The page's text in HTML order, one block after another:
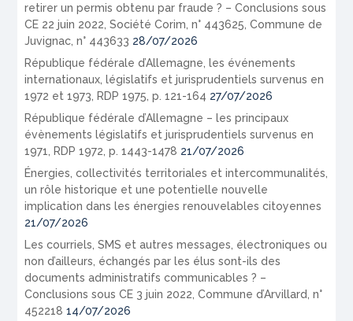
retirer un permis obtenu par fraude ? – Conclusions sous
CE 22 juin 2022, Société Corim, n° 443625, Commune de
Juvignac, n° 443633 28/07/2026
République fédérale d’Allemagne, les événements
internationaux, législatifs et jurisprudentiels survenus en
1972 et 1973, RDP 1975, p. 121-164 27/07/2026
République fédérale d’Allemagne – les principaux
évènements législatifs et jurisprudentiels survenus en
1971, RDP 1972, p. 1443-1478 21/07/2026
Énergies, collectivités territoriales et intercommunalités,
un rôle historique et une potentielle nouvelle
implication dans les énergies renouvelables citoyennes
21/07/2026
Les courriels, SMS et autres messages, électroniques ou
non d’ailleurs, échangés par les élus sont-ils des
documents administratifs communicables ? –
Conclusions sous CE 3 juin 2022, Commune d’Arvillard, n°
452218 14/07/2026